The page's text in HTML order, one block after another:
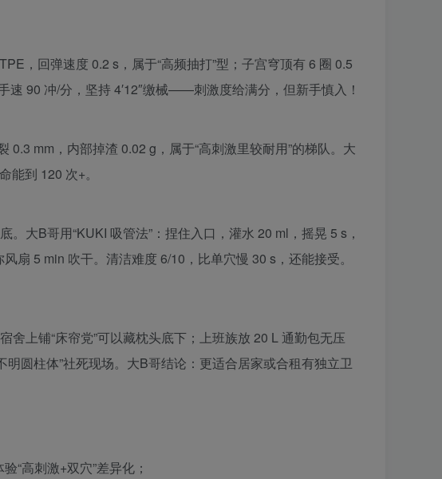
，回弹速度 0.2 s，属于“高频抽打”型；子宫穹顶有 6 圈 0.5
速 90 冲/分，坚持 4′12″缴械——刺激度给满分，但新手慎入！
0.3 mm，内部掉渣 0.02 g，属于“高刺激里较耐用”的梯队。大
到 120 次+。
大B哥用“KUKI 吸管法”：捏住入口，灌水 20 ml，摇晃 5 s，
扇 5 min 吹干。清洁难度 6/10，比单穴慢 30 s，还能接受。
舍上铺“床帘党”可以藏枕头底下；上班族放 20 L 通勤包无压
圆柱体”社死现场。大B哥结论：更适合居家或合租有独立卫
“高刺激+双穴”差异化；